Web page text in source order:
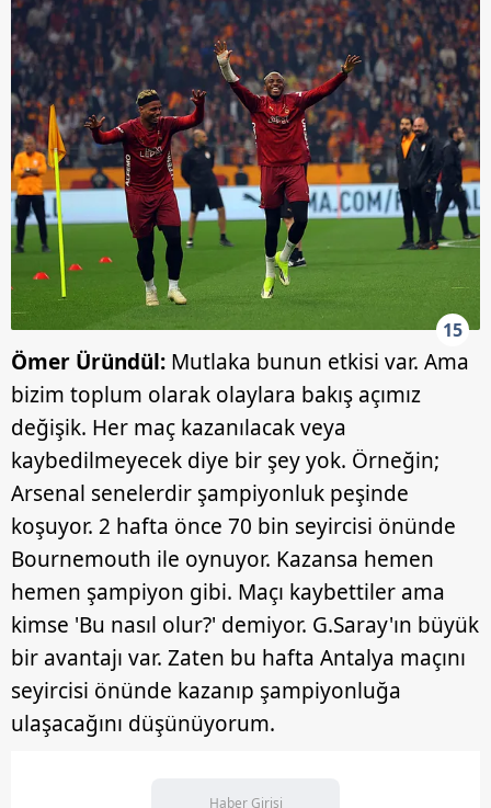
15
Ömer Üründül: Mutlaka bunun etkisi var. Ama
bizim toplum olarak olaylara bakış açımız
değişik. Her maç kazanılacak veya
kaybedilmeyecek diye bir şey yok. Örneğin;
Arsenal senelerdir şampiyonluk peşinde
koşuyor. 2 hafta önce 70 bin seyircisi önünde
Bournemouth ile oynuyor. Kazansa hemen
hemen şampiyon gibi. Maçı kaybettiler ama
kimse 'Bu nasıl olur?' demiyor. G.Saray'ın büyük
bir avantajı var. Zaten bu hafta Antalya maçını
seyircisi önünde kazanıp şampiyonluğa
ulaşacağını düşünüyorum.
Haber Girişi